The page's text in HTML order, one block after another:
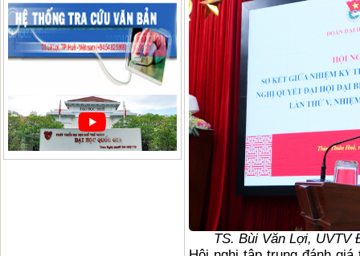
TS. Bùi Văn Lợi, UVTV